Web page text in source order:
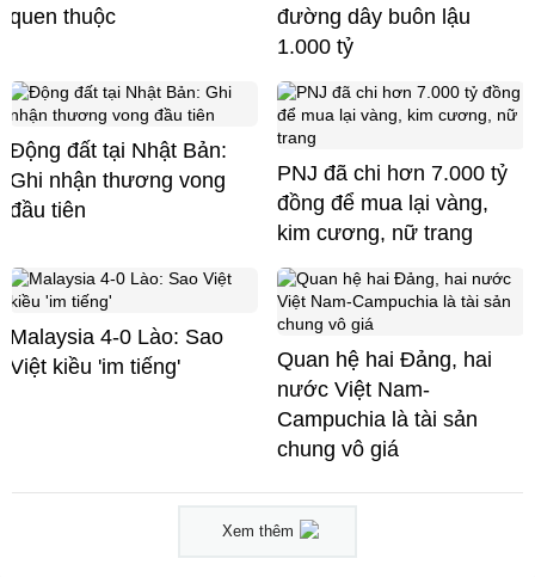
quen thuộc
đường dây buôn lậu
1.000 tỷ
Động đất tại Nhật Bản:
Ghi nhận thương vong
đầu tiên
PNJ đã chi hơn 7.000 tỷ
đồng để mua lại vàng,
kim cương, nữ trang
Malaysia 4-0 Lào: Sao
Việt kiều 'im tiếng'
Quan hệ hai Đảng, hai
nước Việt Nam-
Campuchia là tài sản
chung vô giá ​
Xem thêm